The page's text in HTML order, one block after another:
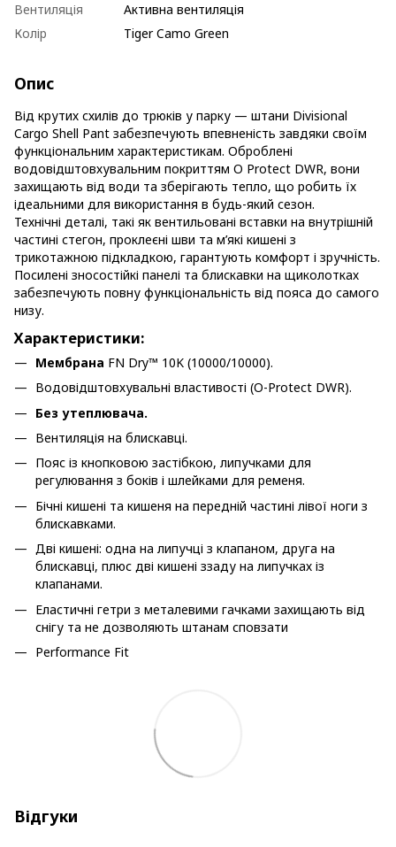
Вентиляція
Активна вентиляція
Колір
Tiger Camo Green
Опис
Від крутих схилів до трюків у парку — штани Divisional
Cargo Shell Pant забезпечують впевненість завдяки своїм
функціональним характеристикам. Оброблені
водовідштовхувальним покриттям O Protect DWR, вони
захищають від води та зберігають тепло, що робить їх
ідеальними для використання в будь-який сезон.
Технічні деталі, такі як вентильовані вставки на внутрішній
частині стегон, проклеєні шви та м’які кишені з
трикотажною підкладкою, гарантують комфорт і зручність.
Посилені зносостійкі панелі та блискавки на щиколотках
забезпечують повну функціональність від пояса до самого
низу.
Характеристики:
Мембрана FN Dry™ 10K (10000/10000).
Водовідштовхувальні властивості (O-Protect DWR).
Без утеплювача.
Вентиляція на блискавці.
Пояс із кнопковою застібкою, липучками для
регулювання з боків і шлейками для ременя.
Бічні кишені та кишеня на передній частині лівої ноги з
блискавками.
Дві кишені: одна на липучці з клапаном, друга на
блискавці, плюс дві кишені ззаду на липучках із
клапанами.
Еластичні гетри з металевими гачками захищають від
снігу та не дозволяють штанам сповзати
Performance Fit
Відгуки